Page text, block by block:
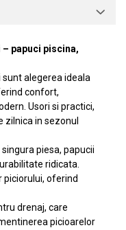
papuci piscina,
alegerea ideala
confort,
Usori si practici,
in sezonul
piesa, papucii
ridicata.
piciorului, oferind
drenaj, care
picioarelor